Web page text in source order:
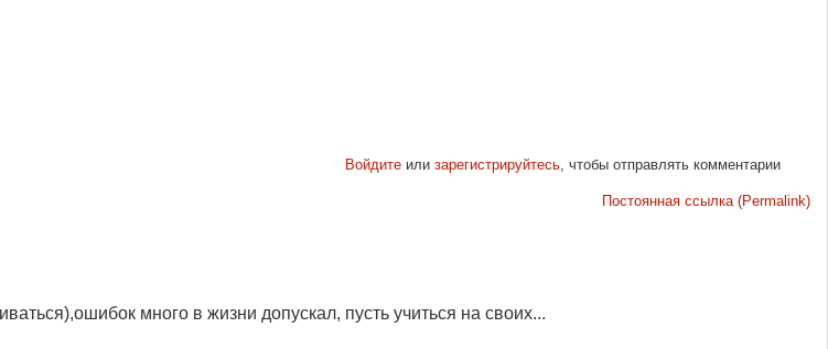
Войдитеили зарегистрируйтесь, чтобы отправлять комментарии
Постоянная ссылка (Permalink)
много в жизни допускал, пусть учиться на своих...